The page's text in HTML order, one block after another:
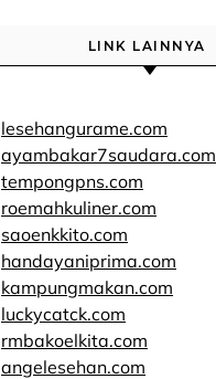
LINK LAINNYA
lesehangurame.com
ayambakar7saudara.com
tempongpns.com
roemahkuliner.com
saoenkkito.com
handayaniprima.com
kampungmakan.com
luckycatck.com
rmbakoelkita.com
angelesehan.com